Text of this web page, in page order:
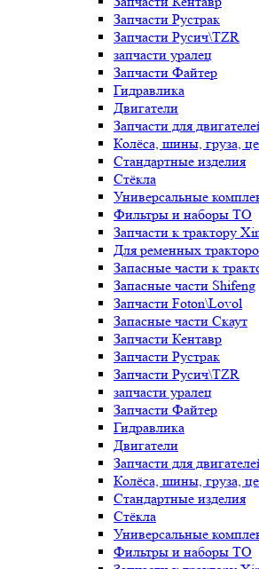
Запчасти Рустрак
Запчасти Русич\TZR
запчасти уралец
Запчасти Файтер
Гидравлика
Двигатели
Запчасти для
Колёса, шины, груза,
Стандартные изделия
Стёкла
Универсальные
Фильтры и наборы ТО
Запчасти к трактору
Для ременных
Запасные части к
Запасные части Shifeng
Запчасти Foton\Lovol
Запасные части Скаут
Запчасти Кентавр
Запчасти Рустрак
Запчасти Русич\TZR
запчасти уралец
Запчасти Файтер
Гидравлика
Двигатели
Запчасти для
Колёса, шины, груза,
Стандартные изделия
Стёкла
Универсальные
Фильтры и наборы ТО